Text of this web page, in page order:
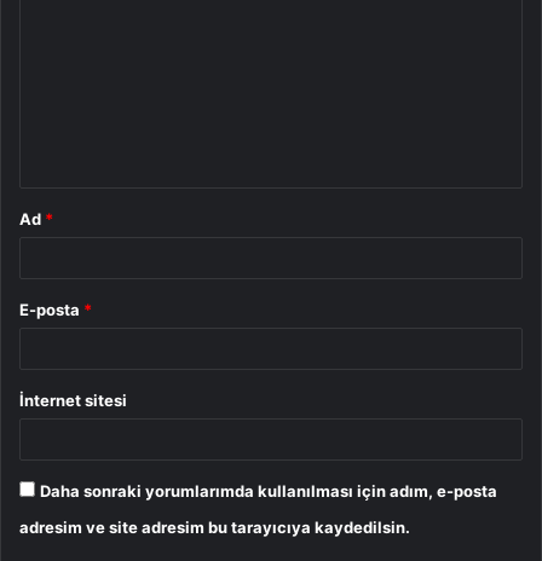
Ad *
E-posta *
İnternet sitesi
Daha sonraki yorumlarımda kullanılması için adım, e-posta
adresim ve site adresim bu tarayıcıya kaydedilsin.